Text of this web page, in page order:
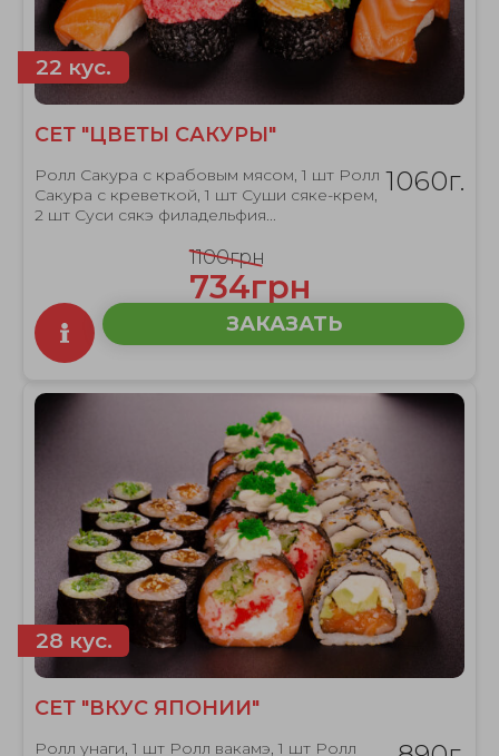
22 кус.
СЕТ "ЦВЕТЫ САКУРЫ"
Ролл Сакура с крабовым мясом, 1 шт Ролл
Сакура с креветкой, 1 шт Суши сяке-крем,
2 шт Суси сякэ филадельфия...
1060г.
1100грн
734грн
ЗАКАЗАТЬ
28 кус.
СЕТ "ВКУС ЯПОНИИ"
Ролл унаги, 1 шт Ролл вакамэ, 1 шт Ролл